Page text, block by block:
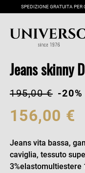
SPEDIZIONE GRATUITA PER
Jeans skinny
195,00 € -20%
156,00 €
Jeans vita bassa,
caviglia, tessuto
3%elastomultiestere